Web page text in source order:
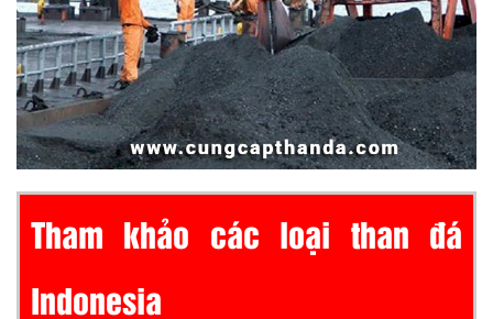
Tham khảo các loại than đá
Indonesia